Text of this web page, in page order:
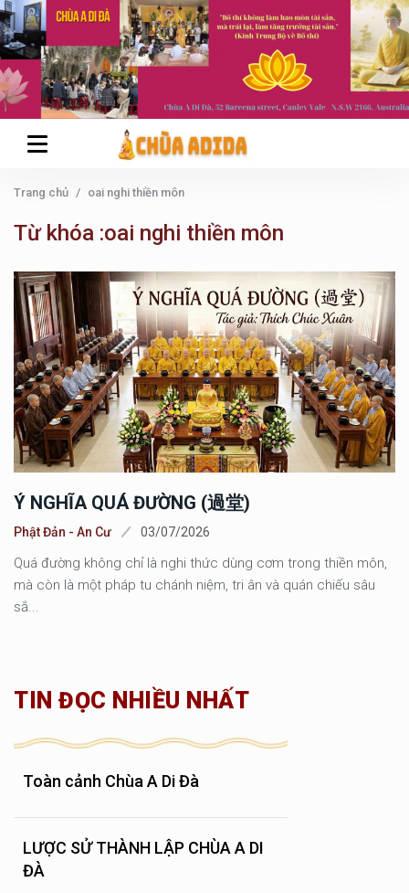
Trang chủ oai nghi thiền môn
Từ khóa :oai nghi thiền môn
Ý NGHĨA QUÁ ĐƯỜNG (過堂)
Phật Đản - An Cư 03/07/2026
Quá đường không chỉ là nghi thức dùng cơm trong thiền môn,
mà còn là một pháp tu chánh niệm, tri ân và quán chiếu sâu
sắ...
TIN ĐỌC NHIỀU NHẤT
Toàn cảnh Chùa A Di Đà
LƯỢC SỬ THÀNH LẬP CHÙA A DI
ĐÀ